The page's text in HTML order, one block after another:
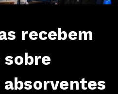
recebem
sobre